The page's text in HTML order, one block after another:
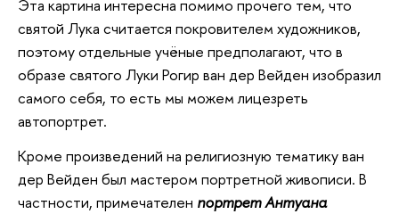
Эта картина интересна помимо прочего тем, что
святой Лука считается покровителем художников,
поэтому отдельные учёные предполагают, что в
образе святого Луки Рогир ван дер Вейден изобразил
самого себя, то есть мы можем лицезреть
автопортрет.
Кроме произведений на религиозную тематику ван
дер Вейден был мастером портретной живописи. В
частности, примечателен портрет Антуана